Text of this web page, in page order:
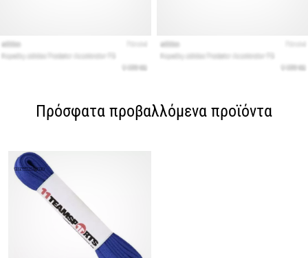
Πρόσφατα προβαλλόμενα προϊόντα